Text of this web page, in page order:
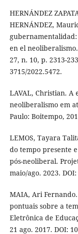
HERNÁNDEZ
HERNÁNDEZ,
en el
27, n. 10, p. 2313-
3715/2022.5472.
LAVAL, Christian. A
neoliberalismo em
Paulo: Boitempo,
LEMOS, Tayara
do tempo presente
pós-neoliberal.
maio/ago. 2023.
MAIA, Ari
pontuais sobre a
Eletrônica de
21 ago. 2017. DOI: